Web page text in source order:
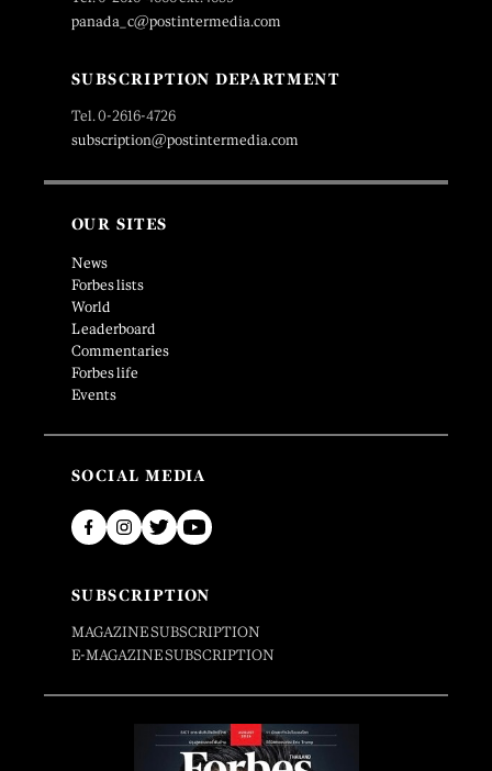
panada_c@postintermedia.com
SUBSCRIPTION DEPARTMENT
Tel. 0-2616-4726
subscription@postintermedia.com
OUR SITES
News
Forbes lists
World
Leaderboard
Commentaries
Forbes life
Events
SOCIAL MEDIA
SUBSCRIPTION
MAGAZINE SUBSCRIPTION
E-MAGAZINE SUBSCRIPTION